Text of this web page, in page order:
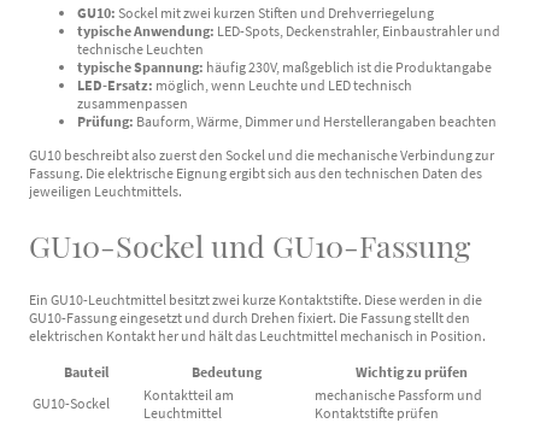
GU10: Sockel mit zwei kurzen Stiften und Drehverriegelung
typische Anwendung: LED-Spots, Deckenstrahler, Einbaustrahler und
technische Leuchten
typische Spannung: häufig 230V, maßgeblich ist die Produktangabe
LED-Ersatz: möglich, wenn Leuchte und LED technisch
zusammenpassen
Prüfung: Bauform, Wärme, Dimmer und Herstellerangaben beachten
GU10 beschreibt also zuerst den Sockel und die mechanische Verbindung zur
Fassung. Die elektrische Eignung ergibt sich aus den technischen Daten des
jeweiligen Leuchtmittels.
GU10-Sockel und GU10-Fassung
Ein GU10-Leuchtmittel besitzt zwei kurze Kontaktstifte. Diese werden in die
GU10-Fassung eingesetzt und durch Drehen fixiert. Die Fassung stellt den
elektrischen Kontakt her und hält das Leuchtmittel mechanisch in Position.
Bauteil Bedeutung
Wichtig zu prüfen
GU10-Sockel
Kontaktteil am
Leuchtmittel
mechanische Passform und
Kontaktstifte prüfen